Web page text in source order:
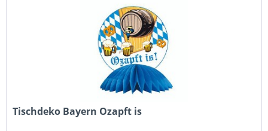
Tischdeko Bayern Ozapft is